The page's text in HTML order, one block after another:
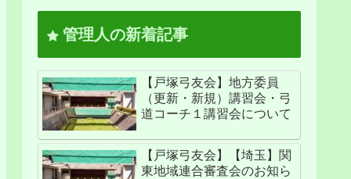
管理人の新着記事
【戸塚弓友会】地方委員
（更新・新規）講習会・弓
道コーチ１講習会について
【戸塚弓友会】【埼玉】関
東地域連合審査会のお知ら